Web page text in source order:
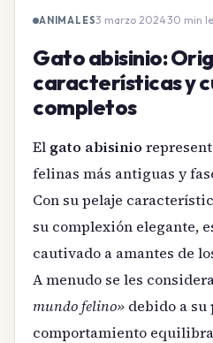
ANIMALES3 marzo 2024·30 min
Gato abisinio:
características y
completos
El gato abisinio
felinas más antiguas y
Con su pelaje
su complexión elegante,
cautivado a amantes de
A menudo se les
mundo felino» debido a
comportamiento